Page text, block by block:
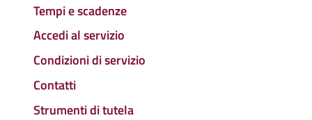
Tempi e scadenze
Accedi al servizio
Condizioni di servizio
Contatti
Strumenti di tutela